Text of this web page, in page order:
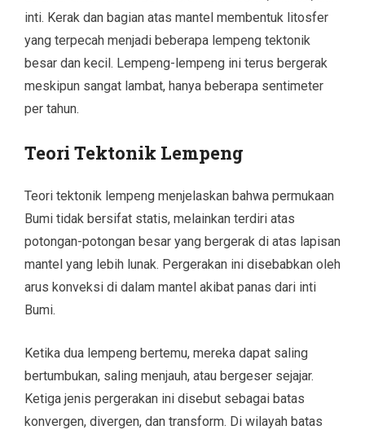
inti. Kerak dan bagian atas mantel membentuk litosfer
yang terpecah menjadi beberapa lempeng tektonik
besar dan kecil. Lempeng-lempeng ini terus bergerak
meskipun sangat lambat, hanya beberapa sentimeter
per tahun.
Teori Tektonik Lempeng
Teori tektonik lempeng menjelaskan bahwa permukaan
Bumi tidak bersifat statis, melainkan terdiri atas
potongan-potongan besar yang bergerak di atas lapisan
mantel yang lebih lunak. Pergerakan ini disebabkan oleh
arus konveksi di dalam mantel akibat panas dari inti
Bumi.
Ketika dua lempeng bertemu, mereka dapat saling
bertumbukan, saling menjauh, atau bergeser sejajar.
Ketiga jenis pergerakan ini disebut sebagai batas
konvergen, divergen, dan transform. Di wilayah batas